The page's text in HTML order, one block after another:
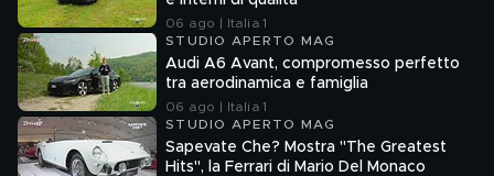
06 ago | Italia 1
STUDIO APERTO MAG
Audi A6 Avant, compromesso perfetto
tra aerodinamica e famiglia
06 ago | Italia 1
STUDIO APERTO MAG
Sapevate Che? Mostra "The Greatest
Hits", la Ferrari di Mario Del Monaco